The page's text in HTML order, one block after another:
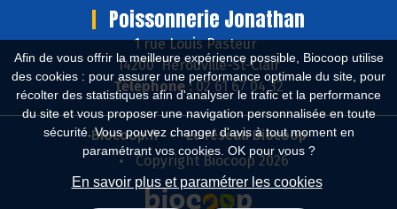
Afin de vous offrir la meilleure expérience possible, Biocoop utilise
des cookies : pour assurer une performance optimale du site, pour
récolter des statistiques afin d'analyser le trafic et la performance
du site et vous proposer une navigation personnalisée en toute
sécurité. Vous pouvez changer d'avis à tout moment en
paramétrant vos cookies. OK pour vous ?
En savoir plus et paramétrer les cookies
Poissonnerie Jonathan
1 rue Louis Pasteur
14200 Hérouville-St-Clair
Téléphone :02 61 67 04 32
Biocoop.fr
Le réseau Biocoop
Copyright Biocoop 2026